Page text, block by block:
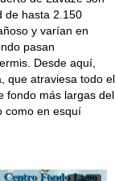
de hasta 2.150
y varían en
pasan
Desde aquí,
que atraviesa todo el
fondo más largas del
como en esquí